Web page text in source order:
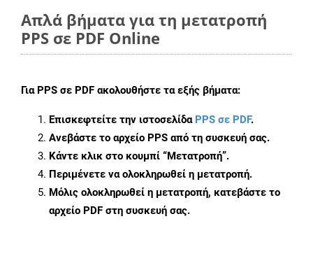
Απλά βήματα για τη μετατροπή
PPS σε PDF Online
Για PPS σε PDF ακολουθήστε τα εξής βήματα:
Επισκεφτείτε την ιστοσελίδα PPS σε PDF.
Ανεβάστε το αρχείο PPS από τη συσκευή σας.
Κάντε κλικ στο κουμπί “Μετατροπή”.
Περιμένετε να ολοκληρωθεί η μετατροπή.
Μόλις ολοκληρωθεί η μετατροπή, κατεβάστε το
αρχείο PDF στη συσκευή σας.